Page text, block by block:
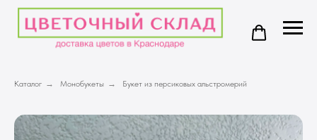
Каталог → Монобукеты → Букет из персиковых альстромерий